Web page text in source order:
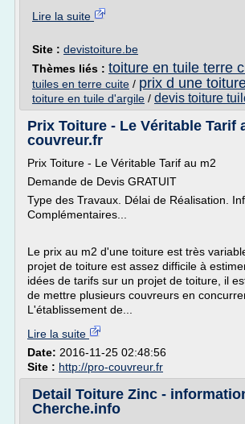
Lire la suite
Site : devistoiture.be
Thèmes liés : toiture en tuile terre
tuiles en terre cuite / prix d une
toiture en tuile d'argile / devis toiture
Prix Toiture - Le Véritable Tarif
couvreur.fr
Prix Toiture - Le Véritable Tarif au m2
Demande de Devis GRATUIT
Type des Travaux. Délai de Réalisation.
Complémentaires...
Le prix au m2 d'une toiture est très
projet de toiture est assez difficile à
idées de tarifs sur un projet de toiture, il
de mettre plusieurs couvreurs en
L'établissement de...
Lire la suite
Date: 2016-11-25 02:48:56
Site : http://pro-couvreur.fr
Detail Toiture Zinc -
Cherche.info